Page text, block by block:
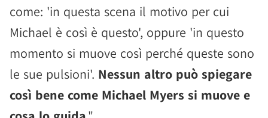
come: 'in questa scena il motivo per cui
Michael è così è questo', oppure 'in questo
momento si muove così perché queste sono
le sue pulsioni'. Nessun altro può spiegare
così bene come Michael Myers si muove e